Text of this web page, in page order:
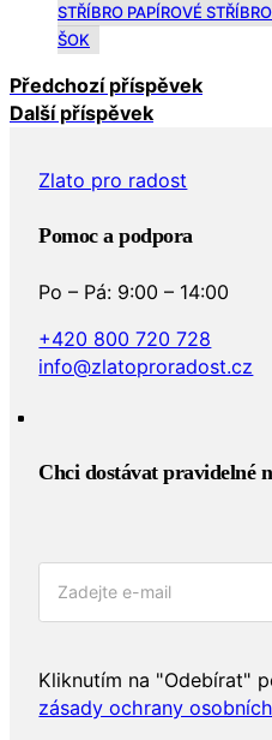
STŘÍBRO PAPÍROVÉ
ŠOK
Předchozí příspěvek
Další příspěvek
Zlato pro radost
Pomoc a podpora
Po – Pá: 9:00 – 14:00
+420 800 720 728
info@zlatoproradost.cz
Chci dostávat pravidelné
Kliknutím na "Odebírat"
zásady ochrany